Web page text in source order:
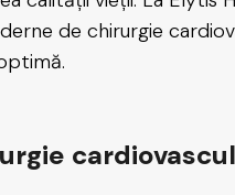
de chirurgie